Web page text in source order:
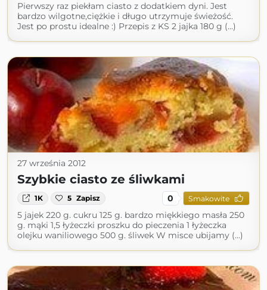
Pierwszy raz piekłam ciasto z dodatkiem dyni. Jest
bardzo wilgotne,ciężkie i długo utrzymuje świeżość.
Jest po prostu idealne :) Przepis z KS 2 jajka 180 g (...)
27 września 2012
Szybkie ciasto ze śliwkami
1K 5 Zapisz 0 Smakowite
5 jajek 220 g. cukru 125 g. bardzo miękkiego masła 250
g. mąki 1,5 łyżeczki proszku do pieczenia 1 łyżeczka
olejku waniliowego 500 g. śliwek W misce ubijamy (...)